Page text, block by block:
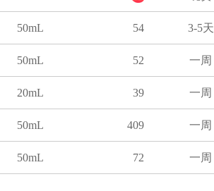
50mL 54 3-5天
50mL 52 一周
20mL 39 一周
50mL 409 一周
50mL 72 一周